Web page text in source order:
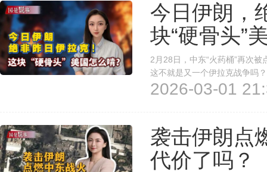
今日伊朗，
块“硬骨头”
2月28日，中东“火药桶”再次
这不就是又一个伊拉克战争吗
是“降维打击”，而很有可能是
2026-03-01
袭击伊朗点
代价了吗？